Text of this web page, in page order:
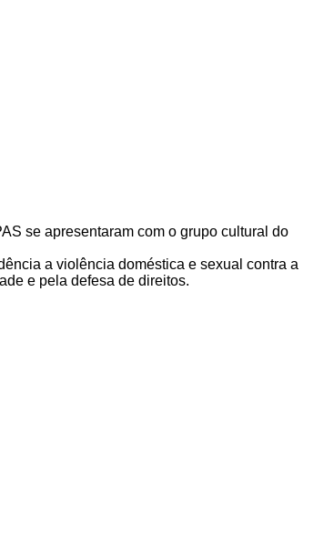
se apresentaram com o grupo cultural do
a violência doméstica e sexual contra a
e pela defesa de direitos.